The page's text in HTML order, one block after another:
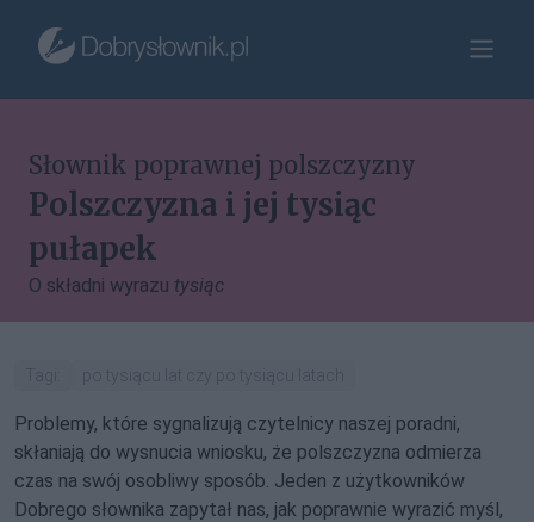
Słownik poprawnej polszczyzny
Polszczyzna i jej tysiąc
pułapek
O składni wyrazu tysiąc
Tagi: po tysiącu lat czy po tysiącu latach
Problemy, które sygnalizują czytelnicy naszej poradni,
skłaniają do wysnucia wniosku, że polszczyzna odmierza
czas na swój osobliwy sposób. Jeden z użytkowników
Dobrego słownika zapytał nas, jak poprawnie wyrazić myśl,